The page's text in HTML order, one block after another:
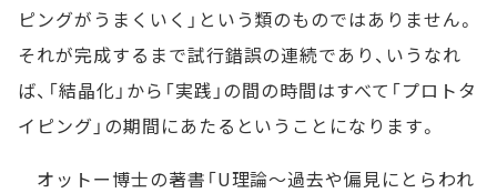
ピングがうまくいく」という類のものではありません。
それが完成するまで試行錯誤の連続であり、いうなれ
ば、「結晶化」から「実践」の間の時間はすべて「プロトタ
イピング」の期間にあたるということになります。
オットー博士の著書「U理論～過去や偏見にとらわれ